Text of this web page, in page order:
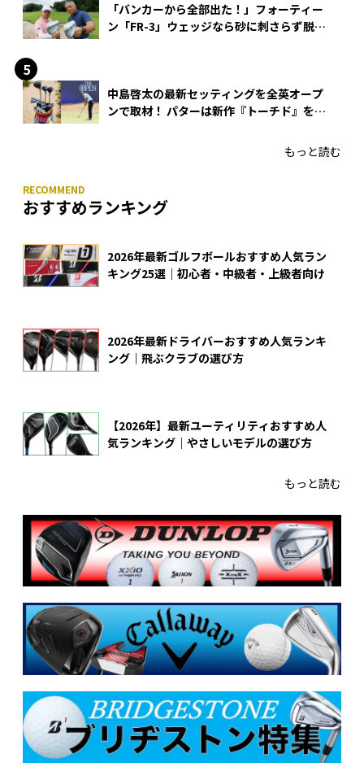
「バンカーから全部出た！」フォーティー
ン「FR-3」ウェッジなら砂に刺さらず脱出
中島啓太の最新セッティングを全英オープ
ンで取材！ パターは新作『トーチド』を投
もっと読む
おすすめランキング
2026年最新ゴルフボールおすすめ人気ラン
キング25選｜初心者・中級者・上級者向け
2026年最新ドライバーおすすめ人気ランキ
ング｜飛ぶクラブの選び方
【2026年】最新ユーティリティおすすめ人
気ランキング｜やさしいモデルの選び方
もっと読む